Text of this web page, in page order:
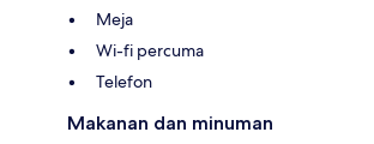
Meja
Wi-fi percuma
Telefon
Makanan dan minuman